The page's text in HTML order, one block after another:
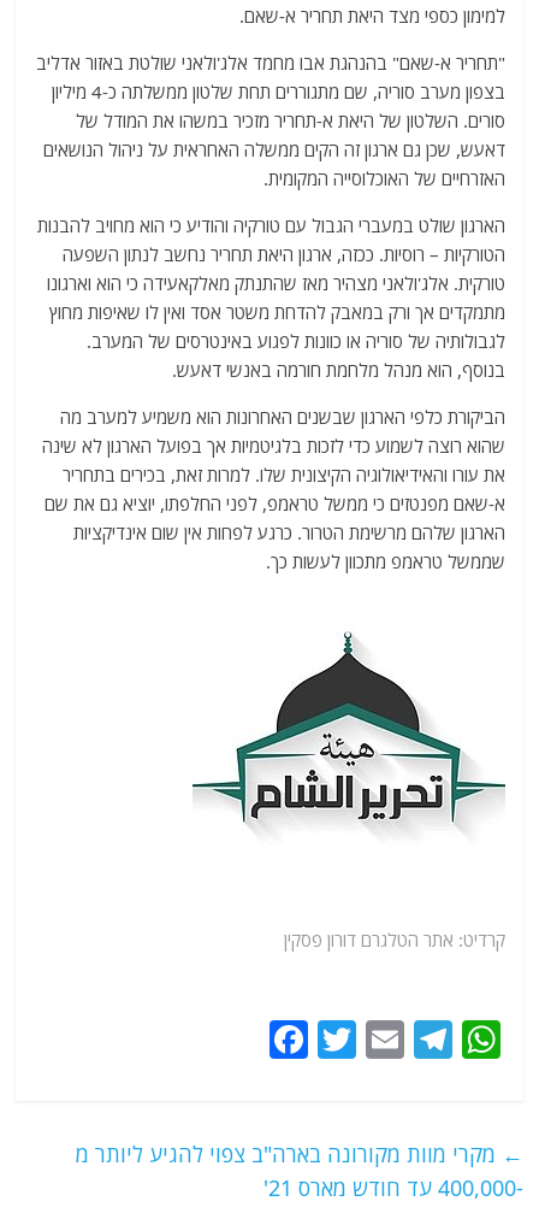
למימון כספי מצד היאת תחריר א-שאם.
"תחריר א-שאם" בהנהגת אבו מחמד אלג'ולאני שולטת באזור אדליב
בצפון מערב סוריה, שם מתגוררים תחת שלטון ממשלתה כ-4 מיליון
סורים. השלטון של היאת א-תחריר מזכיר במשהו את המודל של
דאעש, שכן גם ארגון זה הקים ממשלה האחראית על ניהול הנושאים
האזרחיים של האוכלוסייה המקומית.
הארגון שולט במעברי הגבול עם טורקיה והודיע כי הוא מחויב להבנות
הטורקיות – רוסיות. ככזה, ארגון היאת תחריר נחשב לנתון השפעה
טורקית. אלג'ולאני מצהיר מאז שהתנתק מאלקאעידה כי הוא וארגונו
מתמקדים אך ורק במאבק להדחת משטר אסד ואין לו שאיפות מחוץ
לגבולותיה של סוריה או כוונות לפגוע באינטרסים של המערב.
בנוסף, הוא מנהל מלחמת חורמה באנשי דאעש.
הביקורת כלפי הארגון שבשנים האחרונות הוא משמיע למערב מה
שהוא רוצה לשמוע כדי לזכות בלגיטמיות אך בפועל הארגון לא שינה
את עורו והאידיאולוגיה הקיצונית שלו. למרות זאת, בכירים בתחריר
א-שאם מפנטזים כי ממשל טראמפ, לפני החלפתו, יוציא גם את שם
הארגון שלהם מרשימת הטרור. כרגע לפחות אין שום אינדיקציות
שממשל טראמפ מתכוון לעשות כך.
קרדיט: אתר הטלגרם דורון פסקין
W
s
A
T
g
ra
E
l
T
er
e
b
← מקרי מוות מקורונה בארה"ב צפוי להגיע ליותר מ
-400,000 עד חודש מארס 21'